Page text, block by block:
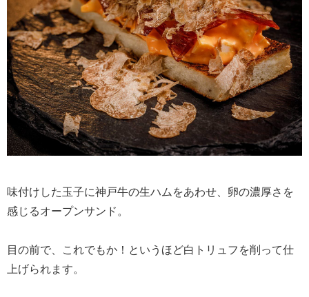
味付けした玉子に神戸牛の生ハムをあわせ、卵の濃厚さを
感じるオープンサンド。
目の前で、これでもか！というほど白トリュフを削って仕
上げられます。